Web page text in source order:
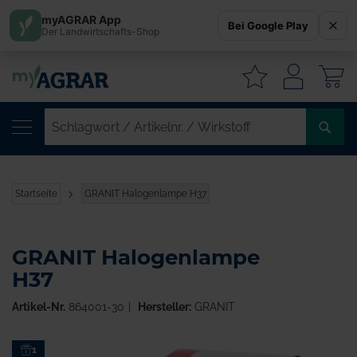
Startseite GRANIT Halogenlampe H37
Zum1
GRANIT Halogenlampe
H37
Artikel-Nr. 864001-30 Hersteller:GRANIT
myAGRAR App
Der Landwirtschafts-Shop Bei Google Play